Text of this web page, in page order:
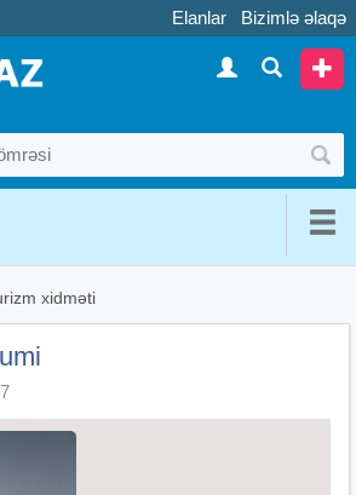
Elanlar Bizimlə əlaqə
xidməti